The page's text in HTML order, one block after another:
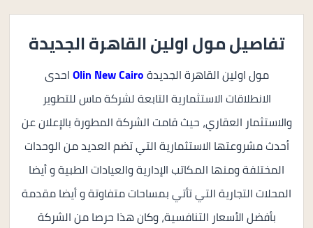
تفاصيل مول اولين القاهرة الجديدة
مول اولين القاهرة الجديدةOlin New Cairoاحدى
الانطلاقات الاستثمارية التابعة لشركة ماس للتطوير
والاستثمار العقاري، حيث قامت الشركة المطورة بالإعلان عن
أحدث مشروعتها الاستثمارية التي تضم العديد من الوحدات
المختلفة ومنها المكاتب الإدارية والعيادات الطبية و أيضا
المحلات التجارية التي تأتي بمساحات متفاوتة و أيضا مقدمة
بأفضل الأسعار التنافسية، وكان هذا حرصا من الشركة